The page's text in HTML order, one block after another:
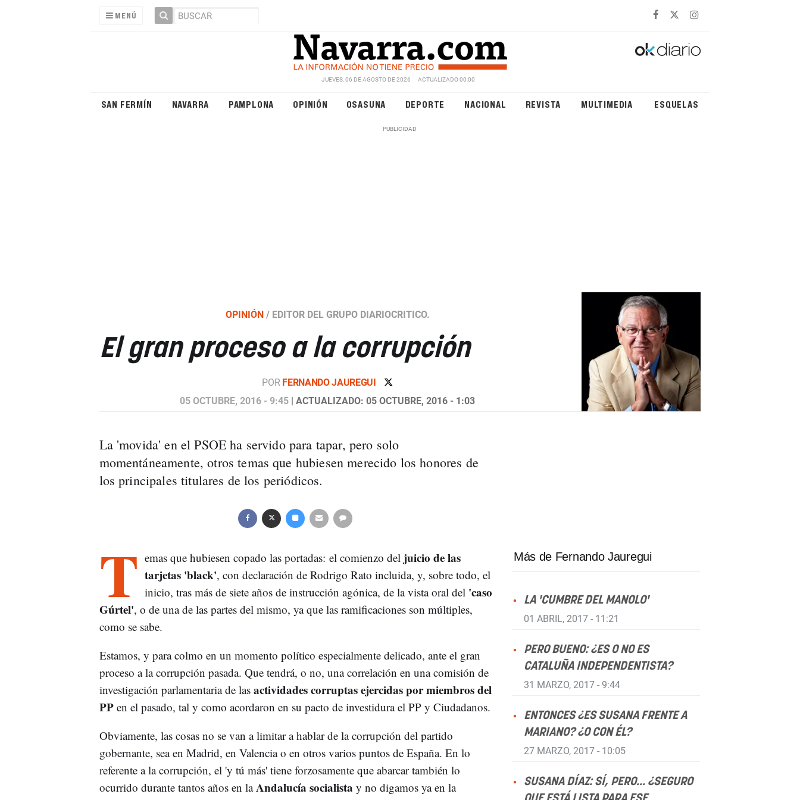
MENÚ
JUEVES, 06 DE AGOSTO DE 2026 ACTUALIZADO 00:00
SAN FERMÍN NAVARRA PAMPLONA OPINIÓN OSASUNA DEPORTE NACIONAL REVISTA MULTIMEDIA ESQUELAS
OPINIÓN / EDITOR DEL GRUPO DIARIOCRITICO.
El gran proceso a la corrupción
POR FERNANDO JAUREGUI
05 OCTUBRE, 2016 - 9:45 | ACTUALIZADO: 05 OCTUBRE, 2016 - 1:03
La 'movida' en el PSOE ha servido para tapar, pero solo
momentáneamente, otros temas que hubiesen merecido los honores de
los principales titulares de los periódicos.
T emas que hubiesen copado las portadas: el comienzo del juicio de las
tarjetas 'black', con declaración de Rodrigo Rato incluida, y, sobre todo, el
inicio, tras más de siete años de instrucción agónica, de la vista oral del 'caso
Gúrtel', o de una de las partes del mismo, ya que las ramificaciones son múltiples,
como se sabe.
Estamos, y para colmo en un momento político especialmente delicado, ante el gran
proceso a la corrupción pasada. Que tendrá, o no, una correlación en una comisión de
investigación parlamentaria de las actividades corruptas ejercidas por miembros del
PPen el pasado, tal y como acordaron en su pacto de investidura el PP y Ciudadanos.
Obviamente, las cosas no se van a limitar a hablar de la corrupción del partido
gobernante, sea en Madrid, en Valencia o en otros varios puntos de España. En lo
referente a la corrupción, el 'y tú más' tiene forzosamente que abarcar también lo
ocurrido durante tantos años en laAndalucía socialista y no digamos ya en la
Más de Fernando Jauregui
LA 'CUMBRE DEL MANOLO'
01 ABRIL, 2017 - 11:21
PERO BUENO: ¿ES O NO ES
CATALUÑA INDEPENDENTISTA?
31 MARZO, 2017 - 9:44
ENTONCES ¿ES SUSANA FRENTE A
MARIANO? ¿O CON ÉL?
27 MARZO, 2017 - 10:05
SUSANA DÍAZ: SÍ, PERO... ¿SEGURO